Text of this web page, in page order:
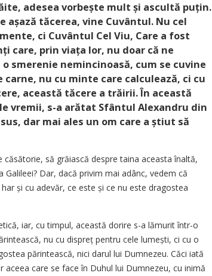
adesea vorbește mult și ascultă puțin.
așază tăcerea, vine Cuvântul. Nu cel
ci Cuvântul Cel Viu, Care a fost
care, prin viața lor, nu doar că ne
smerenie nemin­cinoasă, cum se cuvine
nu cu minte care calculează, ci cu
această tăcere a trăirii. În această
vremii, s-a arătat Sfântul Alexandru din
dar mai ales un om care a știut să
să grăiască despre taina aceasta ­înaltă,
Dar, dacă privim mai adânc, vedem că
și cu adevăr, ce este și ce nu este dragostea
iar, cu timpul, această dorire s-a lămurit într-o
nu cu dispreț pentru cele lumești, ci cu o
părintească, nici darul lui Dumnezeu. Căci iată
care se face în Duhul lui Dumnezeu, cu inimă